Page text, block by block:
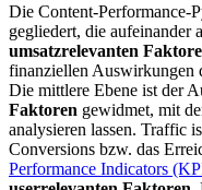
Die Content-Performance-
gegliedert, die aufeinander
umsatzrelevanten
finanziellen Auswirkungen
Die mittlere Ebene ist der
Faktoren gewidmet, mit
analysieren lassen. Traffic
Conversions bzw. das
Performance Indicators